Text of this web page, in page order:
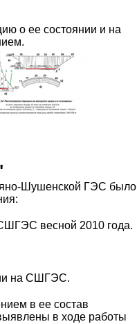
о ее состоянии и на
Шушенской ГЭС было
весной 2010 года.
на СШГЭС.
в ее состав
в ходе работы